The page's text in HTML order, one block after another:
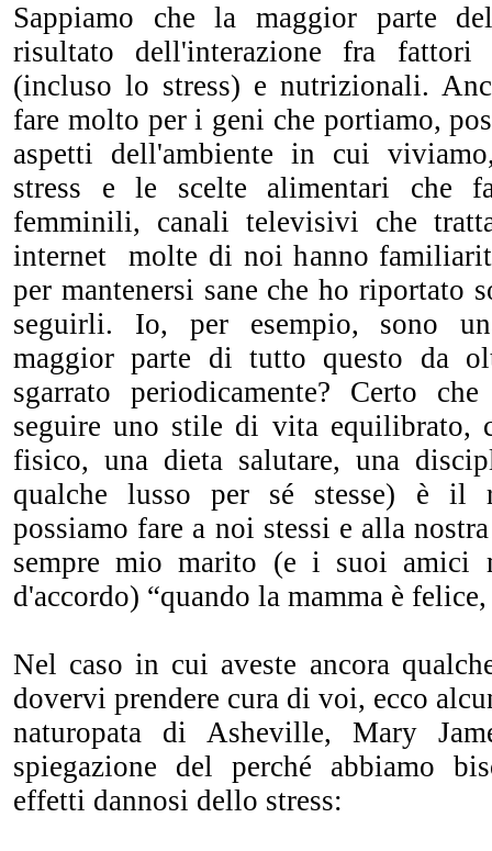
Sappiamo che la maggior parte
risultato dell'interazione fra fattori
(incluso lo stress) e nutrizionali.
fare molto per i geni che portiamo,
aspetti dell'ambiente in cui
stress e le scelte alimentari che
femminili, canali televisivi che
internet molte di noi hanno
per mantenersi sane che ho riportato
seguirli. Io, per esempio, sono
maggior parte di tutto questo da
sgarrato periodicamente? Certo
seguire uno stile di vita equilibrato,
fisico, una dieta salutare, una
qualche lusso per sé stesse) è il
possiamo fare a noi stessi e alla
sempre mio marito (e i suoi amici
d'accordo) “quando la mamma è
Nel caso in cui aveste ancora
dovervi prendere cura di voi, ecco
naturopata di Asheville, Mary
spiegazione del perché abbiamo
effetti dannosi dello stress: